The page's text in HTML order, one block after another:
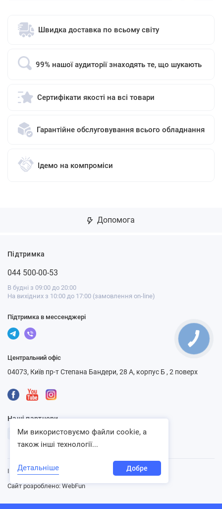
Швидка доставка по всьому світу
99% нашої аудиторії знаходять те, що шукають
Сертифікати якості на всі товари
Гарантійне обслуговування всього обладнання
Ідемо на компроміси
Допомога
Підтримка
044 500-00-53
В будні з 09:00 до 20:00
На вихідних з 10:00 до 17:00 (замовлення on-line)
Підтримка в мессенджері
Центральний офіс
04073, Київ пр-т Степана Бандери, 28 А, корпус Б , 2 поверх
Наші партнери
Інтернет-магазин «Ventbazar», 2013 - 2026
Сайт розроблено: WebFun
Ми використовуємо файли cookie, а
також інші технології...
Детальніше Добре